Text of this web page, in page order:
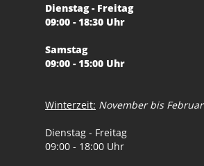
Dienstag - Freitag
09:00 - 18:30 Uhr
Samstag
09:00 - 15:00 Uhr
Winterzeit: November bis Februar
Dienstag - Freitag
09:00 - 18:00 Uhr